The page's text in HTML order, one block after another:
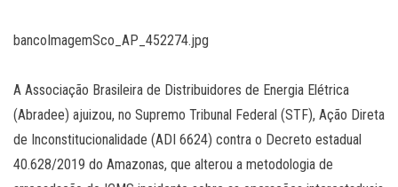
bancoImagemSco_AP_452274.jpg
A Associação Brasileira de Distribuidores de Energia Elétrica
(Abradee) ajuizou, no Supremo Tribunal Federal (STF), Ação Direta
de Inconstitucionalidade (ADI 6624) contra o Decreto estadual
40.628/2019 do Amazonas, que alterou a metodologia de